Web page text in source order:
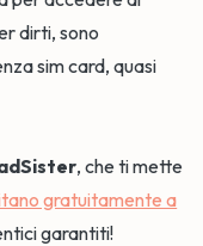
dirti, sono
sim card, quasi
, che ti mette
gratuitamente a
garantiti!